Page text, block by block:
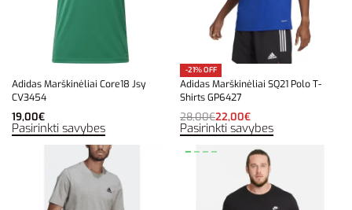
Adidas Marškinėliai Core18 Jsy
CV3454
19,00€
Pasirinkti savybes
-21% OFF
Adidas Marškinėliai SQ21 Polo T-
Shirts GP6427
28,00€22,00€
Pasirinkti savybes